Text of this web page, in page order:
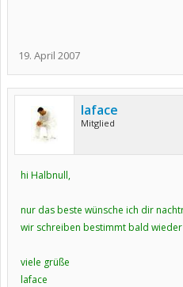
19. April 2007
laface
Mitglied
hi Halbnull,
nur das beste wünsche ich dir
wir schreiben bestimmt bald wieder
viele grüße
laface